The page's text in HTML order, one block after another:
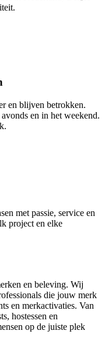
en blijven betrokken.
en in het weekend.
met passie, service en
project en elke
en beleving. Wij
die jouw merk
en merkactivaties. Van
hostessen en
op de juiste plek